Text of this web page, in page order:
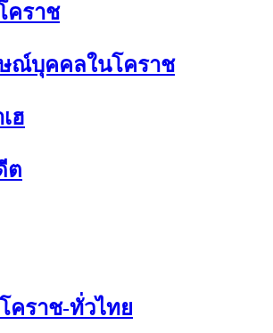
คราช
ณ์บุคคลในโคราช
ฮ
ต
คราช-ทั่วไทย